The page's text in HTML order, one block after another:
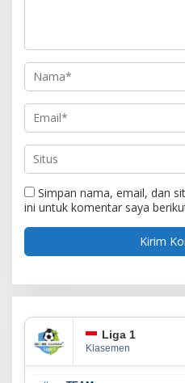
Simpan nama, email, dan
ini untuk komentar saya
Liga 1
Klasemen